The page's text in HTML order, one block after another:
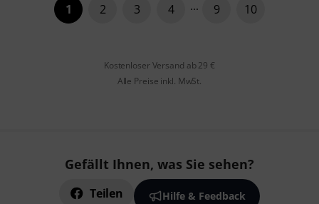
1 2 3 4 9 10
Kostenloser Versand ab 29 €
Alle Preise inkl. MwSt.
Gefällt Ihnen, was Sie sehen?
Teilen Hilfe & Feedback